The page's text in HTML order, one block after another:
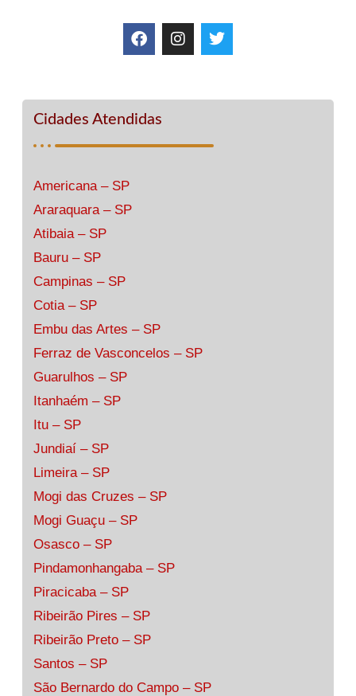
Cidades Atendidas
Americana – SP
Araraquara – SP
Atibaia – SP
Bauru – SP
Campinas – SP
Cotia – SP
Embu das Artes – SP
Ferraz de Vasconcelos – SP
Guarulhos – SP
Itanhaém – SP
Itu – SP
Jundiaí – SP
Limeira – SP
Mogi das Cruzes – SP
Mogi Guaçu – SP
Osasco – SP
Pindamonhangaba – SP
Piracicaba – SP
Ribeirão Pires – SP
Ribeirão Preto – SP
Santos – SP
São Bernardo do Campo – SP